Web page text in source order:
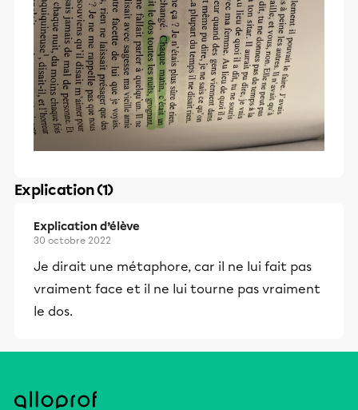
Explication (1)
Explication d’élève
30 octobre 2022
Je dirait une métaphore, car il ne lui fait pas
vraiment face et il ne lui tourne pas vraiment
le dos.